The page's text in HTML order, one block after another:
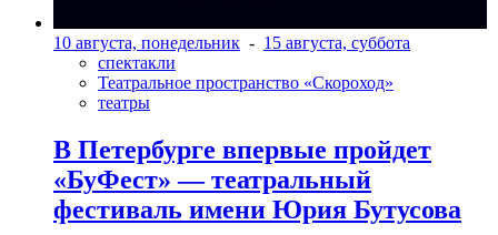
10 августа, понедельник - 15 августа, суббота
спектакли
Театральное пространство «Скороход»
театры
В Петербурге впервые пройдет
«БуФест» — театральный
фестиваль имени Юрия Бутусова